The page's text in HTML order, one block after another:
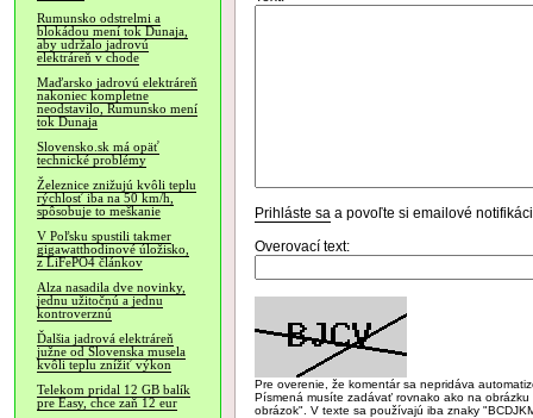
Rumunsko odstrelmi a
blokádou mení tok Dunaja,
aby udržalo jadrovú
elektráreň v chode
Maďarsko jadrovú elektráreň
nakoniec kompletne
neodstavilo, Rumunsko mení
tok Dunaja
Slovensko.sk má opäť
technické problémy
Železnice znižujú kvôli teplu
rýchlosť iba na 50 km/h,
spôsobuje to meškanie
V Poľsku spustili takmer
gigawatthodinové úložisko,
z LiFePO4 článkov
Alza nasadila dve novinky,
jednu užitočnú a jednu
kontroverznú
Ďalšia jadrová elektráreň
južne od Slovenska musela
kvôli teplu znížiť výkon
Telekom pridal 12 GB balík
pre Easy, chce zaň 12 eur
Prihláste sa a povoľte si emailové
Overovací text:
Pre overenie, že komentár sa nepridáva
Písmená musíte zadávať rovnako ako na
obrázok". V texte sa používajú iba znaky